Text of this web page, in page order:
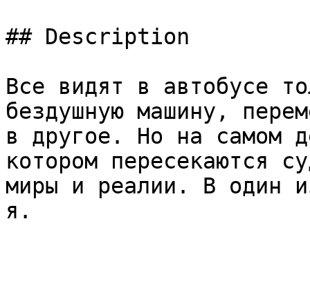
## Description
Все видят в автобусе
бездушную машину,
в другое. Но на самом
котором пересекаются
миры и реалии. В один
я.